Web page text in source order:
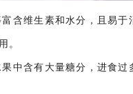
含维生素和水分，且易
。
中含有大量糖分，进食